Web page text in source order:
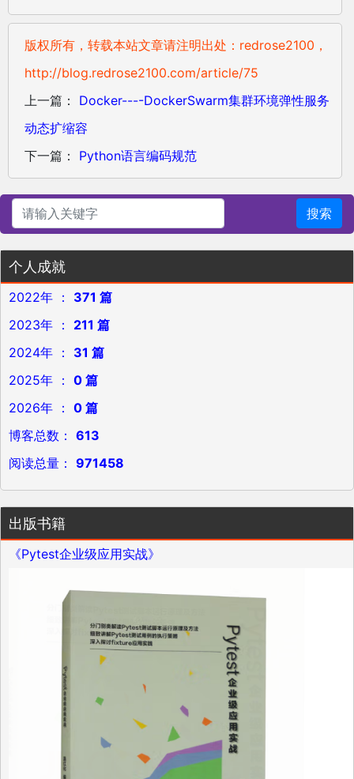
版权所有，转载本站文章请注明出处：redrose2100，
http://blog.redrose2100.com/article/75
上一篇： Docker----DockerSwarm集群环境弹性服务
动态扩缩容
下一篇： Python语言编码规范
搜索
个人成就
2022年 ： 371 篇
2023年 ： 211 篇
2024年 ： 31 篇
2025年 ： 0 篇
2026年 ： 0 篇
博客总数： 613
阅读总量： 971458
出版书籍
《Pytest企业级应用实战》